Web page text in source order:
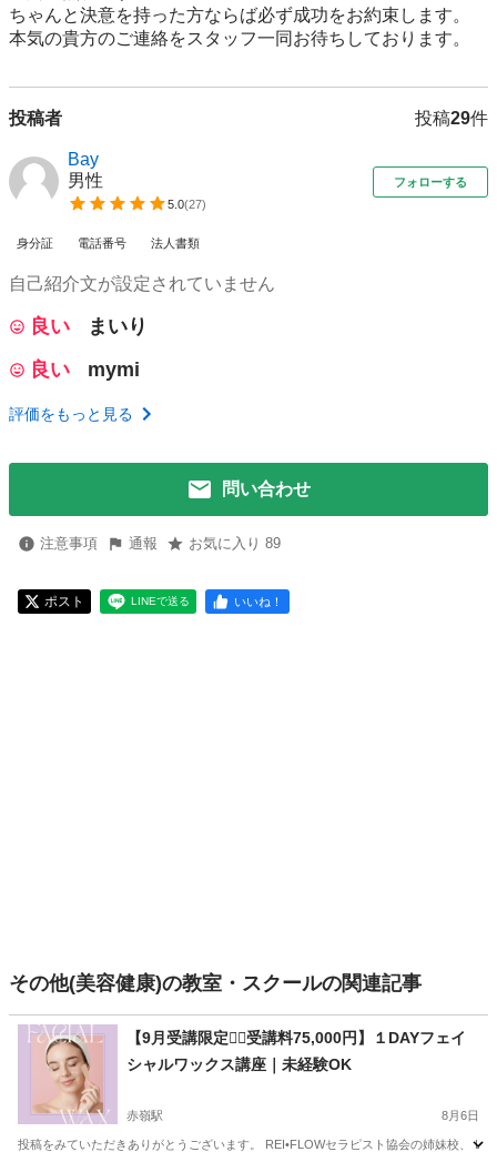
ちゃんと決意を持った方ならば必ず成功をお約束します。
本気の貴方のご連絡をスタッフ一同お待ちしております。
投稿者 投稿29件
Bay
男性
5.0(27)
フォローする
身分証 電話番号 法人書類
自己紹介文が設定されていません
良い
まいり
良い
mymi
評価をもっと見る
問い合わせ
注意事項 通報 お気に入り 89
ポスト LINEで送る いいね！
その他(美容健康)の教室・スクールの関連記事
【9月受講限定❤️‍🔥受講料75,000円】１DAYフェイ
シャルワックス講座｜未経験OK
赤嶺駅 8月6日
投稿をみていただきありがとうございます。 REI•FLOWセラピスト協会の姉妹校、